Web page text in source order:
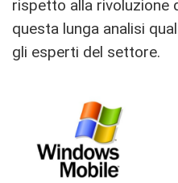
rispetto alla rivoluzione
questa lunga analisi
gli esperti del settore.